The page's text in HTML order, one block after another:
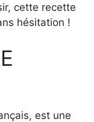
cette recette
hésitation !
est une